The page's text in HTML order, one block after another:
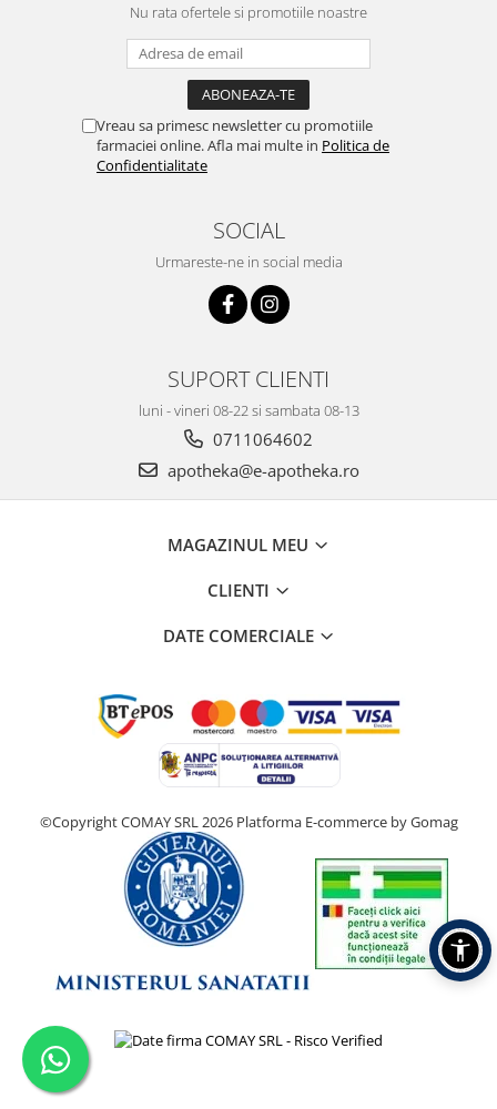
Nu rata ofertele si promotiile noastre
Vreau sa primesc newsletter cu promotiile
farmaciei online. Afla mai multe in Politica de
Confidentialitate
SOCIAL
Urmareste-ne in social media
SUPORT CLIENTI
luni - vineri 08-22 si sambata 08-13
0711064602
apotheka@e-apotheka.ro
MAGAZINUL MEU
CLIENTI
DATE COMERCIALE
©Copyright COMAY SRL 2026 Platforma E-commerce by Gomag